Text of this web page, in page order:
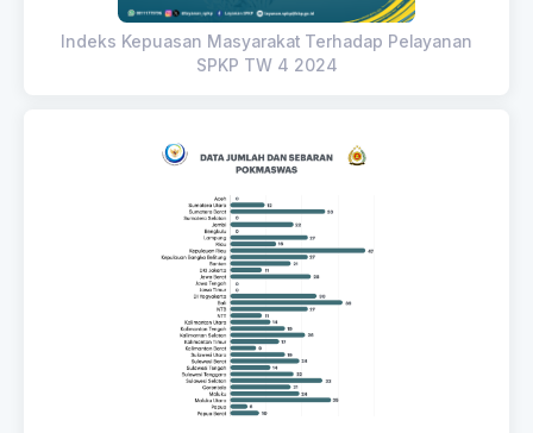
Indeks Kepuasan Masyarakat Terhadap Pelayanan
SPKP TW 4 2024